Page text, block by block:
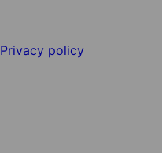
Privacy policy